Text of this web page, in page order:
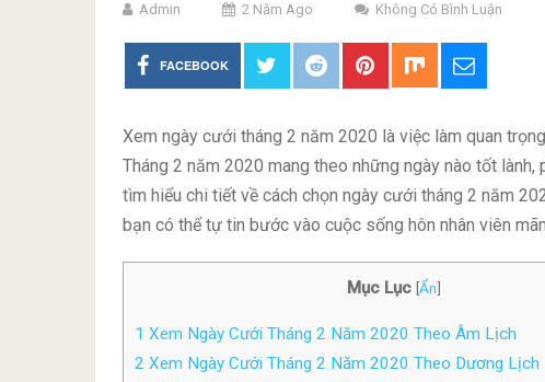
Admin 2 Năm Ago Không Có Bình Luận
FACEBOOK
Xem ngày cưới tháng 2 năm 2020 là việc làm quan
Tháng 2 năm 2020 mang theo những ngày nào tốt
tìm hiểu chi tiết về cách chọn ngày cưới tháng 2 năm
bạn có thể tự tin bước vào cuộc sống hôn nhân viên
Mục Lục [Ẩn]
1 Xem Ngày Cưới Tháng 2 Năm 2020 Theo Âm Lịch
2 Xem Ngày Cưới Tháng 2 Năm 2020 Theo Dương Lịch